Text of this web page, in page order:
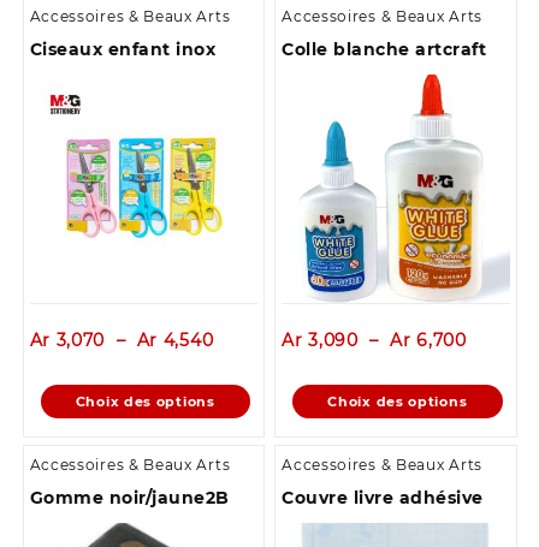
Accessoires & Beaux Arts
Ciseaux enfant inox
Ar 3,070 – Ar 4,540Plage
prix :
Ar 3,070
Ar 4,540
Choix des options
Ce
produit
plusieurs
variations.
Accessoires & Beaux Arts
Colle blanche artcraft
Ar 3,090 – Ar 6,700Plage
prix :
Ar
Ar
Choix des options
Ce
produit
plusieurs
variations.
Les
Accessoires & Beaux Arts
Gomme noir/jaune2B
Accessoires & Beaux Arts
Couvre livre adhésive